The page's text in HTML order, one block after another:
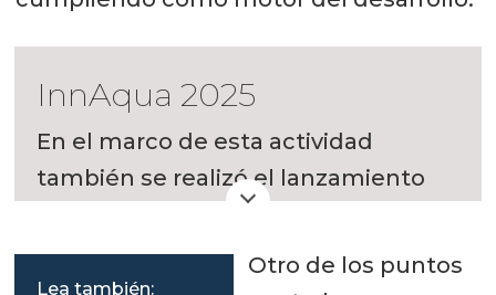
InnAqua 2025
En el marco de esta actividad
también se realizó el lanzamiento
Conference, InnAqua 2025.
Lea también:
Otro de los puntos